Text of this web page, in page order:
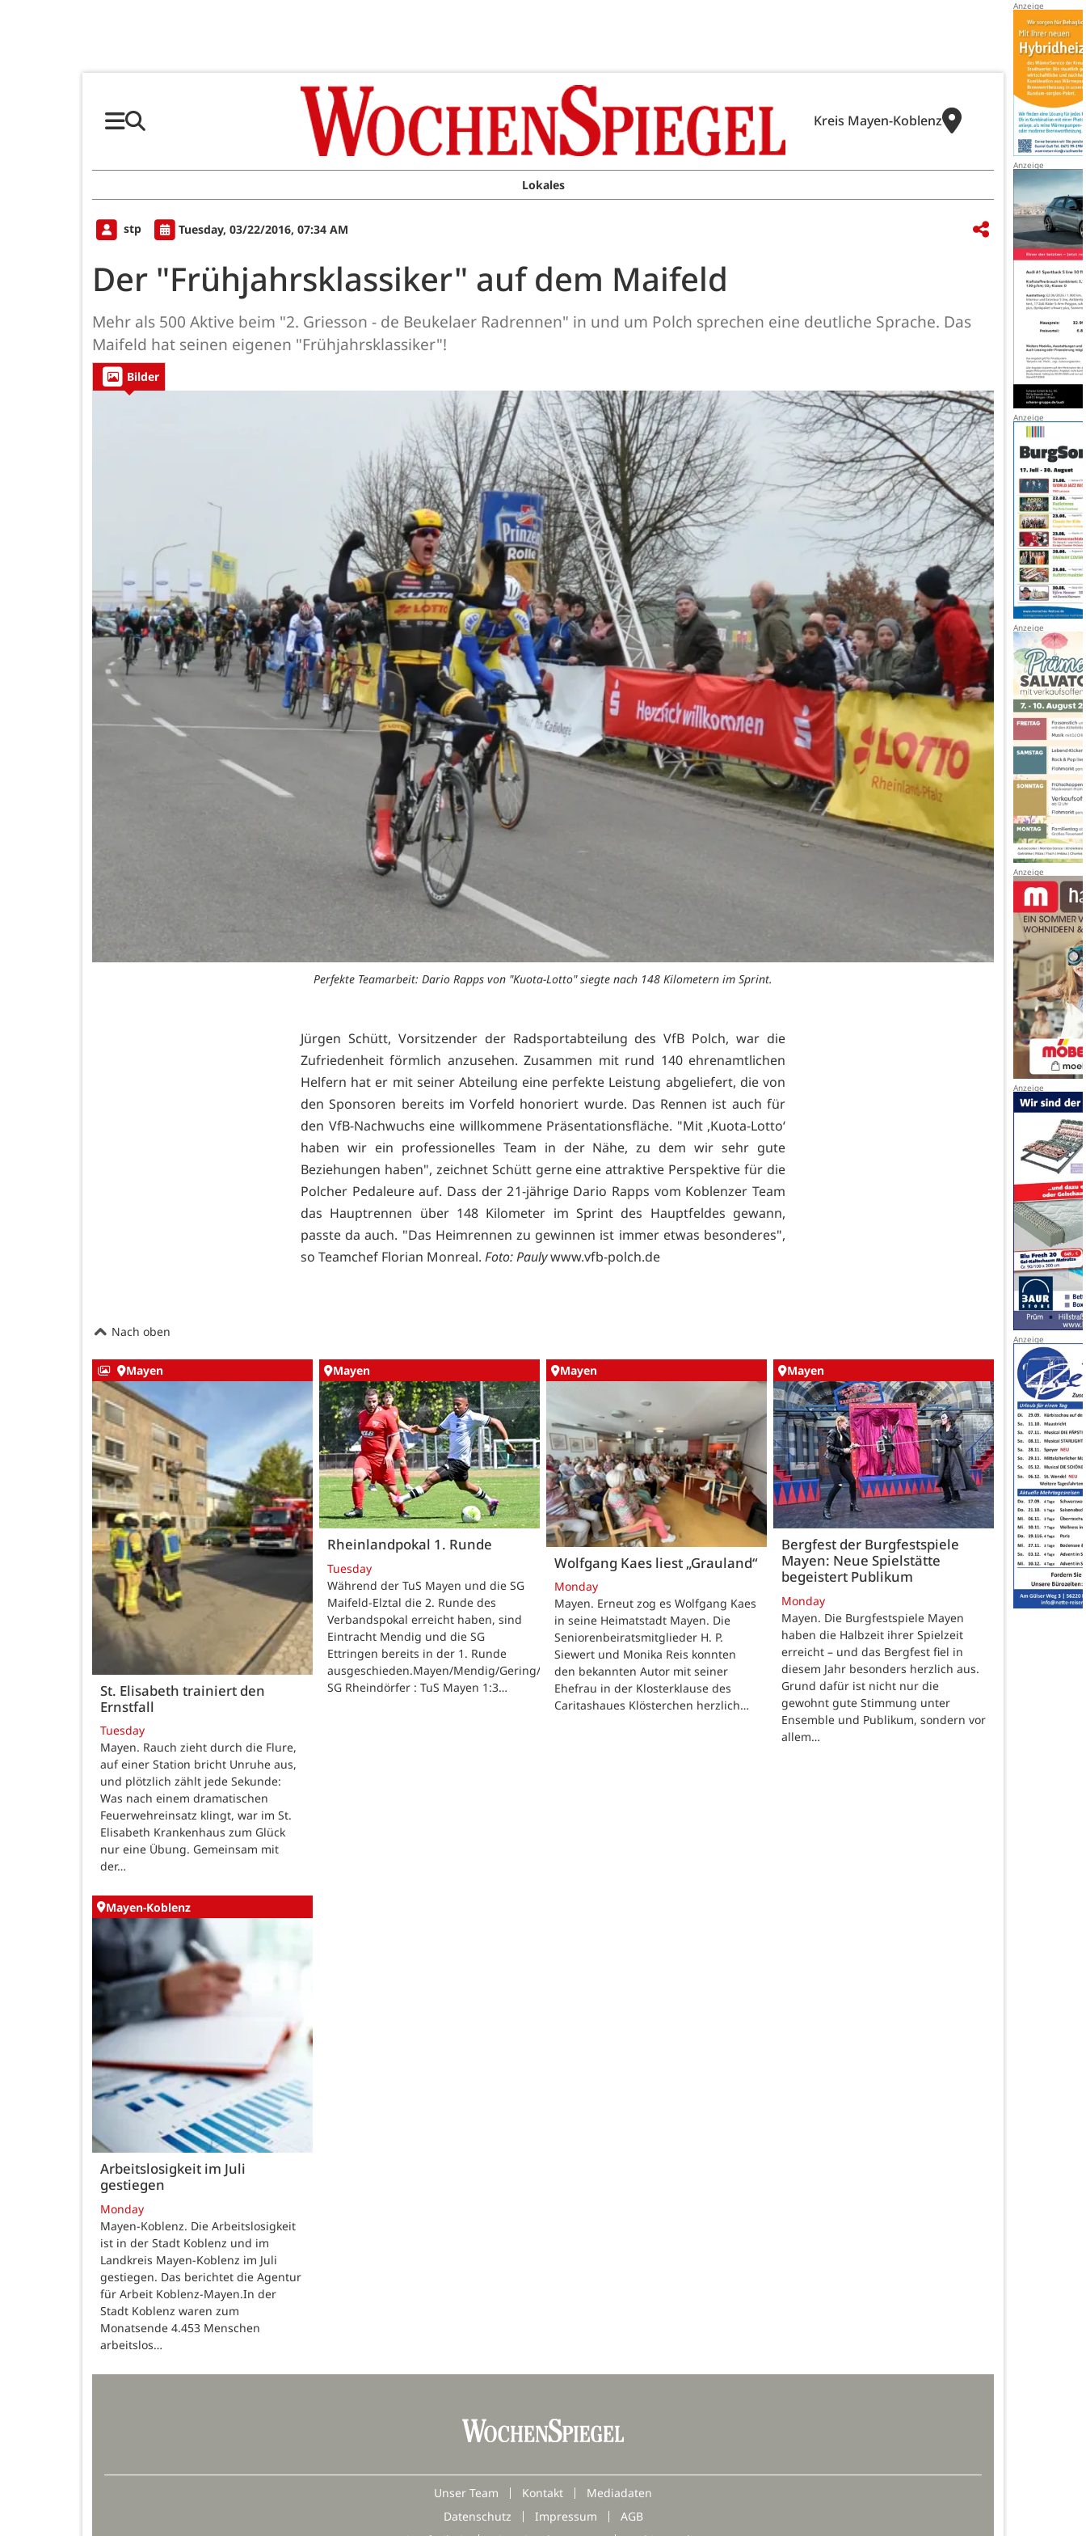
Kreis Mayen-Koblenz
Lokales
stp Tuesday, 03/22/2016, 07:34 AM
Der "Frühjahrsklassiker" auf dem Maifeld
Mehr als 500 Aktive beim "2. Griesson - de Beukelaer Radrennen" in und um Polch sprechen eine deutliche Sprache. Das
Maifeld hat seinen eigenen "Frühjahrsklassiker"!
Bilder
Perfekte Teamarbeit: Dario Rapps von "Kuota-Lotto" siegte nach 148 Kilometern im Sprint.
Jürgen Schütt, Vorsitzender der Radsportabteilung des VfB Polch, war die
Zufriedenheit förmlich anzusehen. Zusammen mit rund 140 ehrenamtlichen
Helfern hat er mit seiner Abteilung eine perfekte Leistung abgeliefert, die von
den Sponsoren bereits im Vorfeld honoriert wurde. Das Rennen ist auch für
den VfB-Nachwuchs eine willkommene Präsentationsfläche. "Mit ,Kuota-Lotto‘
haben wir ein professionelles Team in der Nähe, zu dem wir sehr gute
Beziehungen haben", zeichnet Schütt gerne eine attraktive Perspektive für die
Polcher Pedaleure auf. Dass der 21-jährige Dario Rapps vom Koblenzer Team
das Hauptrennen über 148 Kilometer im Sprint des Hauptfeldes gewann,
passte da auch. "Das Heimrennen zu gewinnen ist immer etwas besonderes",
so Teamchef Florian Monreal. Foto: Paulywww.vfb-polch.de
Nach oben
Mayen
St. Elisabeth trainiert den
Ernstfall
Tuesday
Mayen. Rauch zieht durch die Flure,
auf einer Station bricht Unruhe aus,
und plötzlich zählt jede Sekunde:
Was nach einem dramatischen
Feuerwehreinsatz klingt, war im St.
Elisabeth Krankenhaus zum Glück
nur eine Übung. Gemeinsam mit
der…
Mayen
Rheinlandpokal 1. Runde
Tuesday
Während der TuS Mayen und die SG
Maifeld-Elztal die 2. Runde des
Verbandspokal erreicht haben, sind
Eintracht Mendig und die SG
Ettringen bereits in der 1. Runde
ausgeschieden.Mayen/Mendig/Gering/Ettringen.
SG Rheindörfer : TuS Mayen 1:3…
Mayen
Wolfgang Kaes liest „Grauland“
Monday
Mayen. Erneut zog es Wolfgang Kaes
in seine Heimatstadt Mayen. Die
Seniorenbeiratsmitglieder H. P.
Siewert und Monika Reis konnten
den bekannten Autor mit seiner
Ehefrau in der Klosterklause des
Caritashaues Klösterchen herzlich…
Mayen
Bergfest der Burgfestspiele
Mayen: Neue Spielstätte
begeistert Publikum
Monday
Mayen. Die Burgfestspiele Mayen
haben die Halbzeit ihrer Spielzeit
erreicht – und das Bergfest fiel in
diesem Jahr besonders herzlich aus.
Grund dafür ist nicht nur die
gewohnt gute Stimmung unter
Ensemble und Publikum, sondern vor
allem…
Mayen-Koblenz
Arbeitslosigkeit im Juli
gestiegen
Monday
Mayen-Koblenz. Die Arbeitslosigkeit
ist in der Stadt Koblenz und im
Landkreis Mayen-Koblenz im Juli
gestiegen. Das berichtet die Agentur
für Arbeit Koblenz-Mayen.In der
Stadt Koblenz waren zum
Monatsende 4.453 Menschen
arbeitslos…
Unser Team Kontakt
Mediadaten
Datenschutz
Impressum
AGB